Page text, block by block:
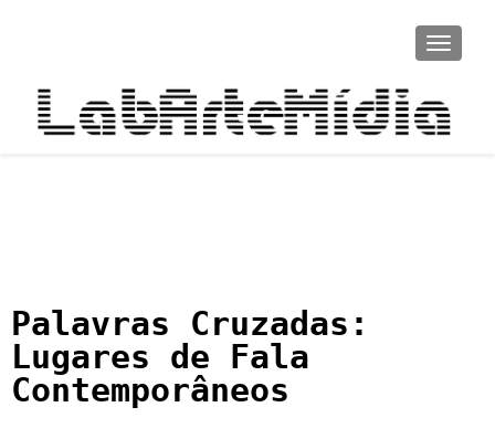
Palavras Cruzadas:
Lugares de Fala
Contemporâneos